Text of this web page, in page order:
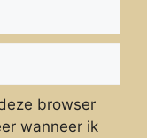
browser
wanneer ik